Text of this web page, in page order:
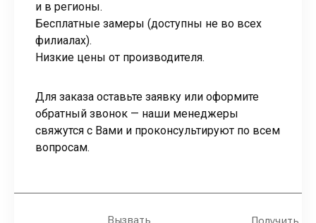
и в регионы.
Бесплатные замеры (доступны не во всех
филиалах).
Низкие цены от производителя.
Для заказа оставьте заявку или оформите
обратный звонок — наши менеджеры
свяжутся с Вами и проконсультируют по всем
вопросам.
Вызвать